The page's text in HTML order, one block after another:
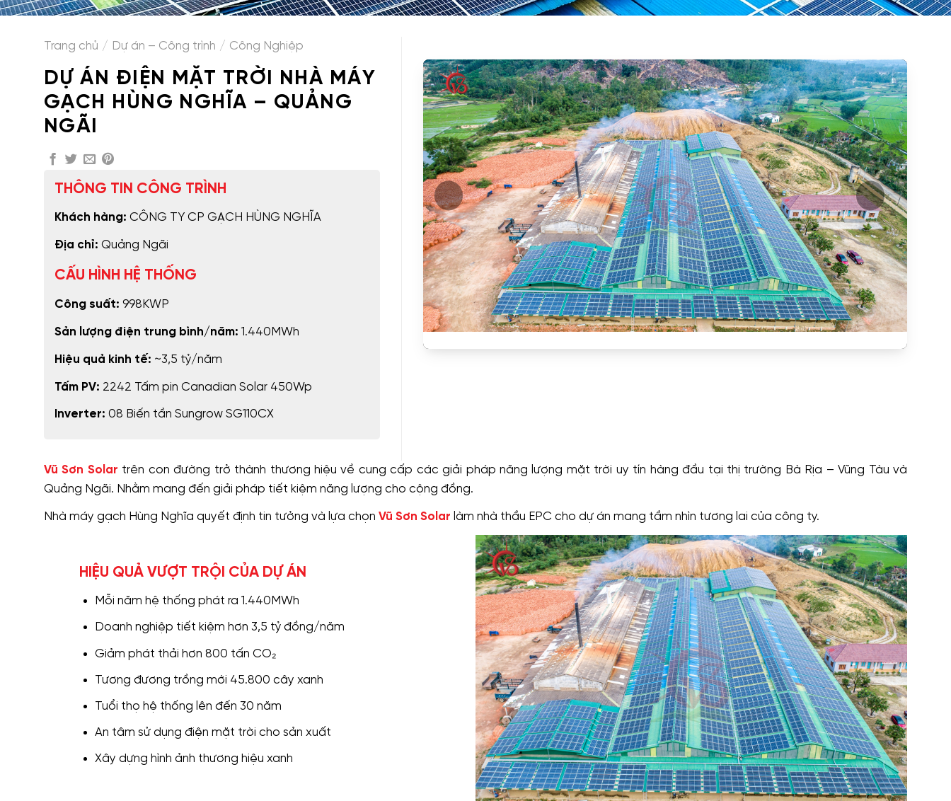
Trang chủ / Dự án – Công trình / Công Nghiệp
DỰ ÁN ĐIỆN MẶT TRỜI NHÀ MÁY
GẠCH HÙNG NGHĨA – QUẢNG
NGÃI
THÔNG TIN CÔNG TRÌNH
Khách hàng: CÔNG TY CP GẠCH HÙNG NGHĨA
Địa chỉ: Quảng Ngãi
CẤU HÌNH HỆ THỐNG
Công suất: 998KWP
Sản lượng điện trung bình/năm: 1.440MWh
Hiệu quả kinh tế: ~3,5 tỷ/năm
Tấm PV: 2242 Tấm pin Canadian Solar 450Wp
Inverter: 08 Biến tần Sungrow SG110CX
Vũ Sơn Solar trên con đường trở thành thương hiệu về cung cấp các giải pháp năng lượng mặt trời uy tín hàng đầu tại thị trường Bà Rịa – Vũng Tàu và
Quảng Ngãi. Nhằm mang đến giải pháp tiết kiệm năng lượng cho cộng đồng.
Nhà máy gạch Hùng Nghĩa quyết định tin tưởng và lựa chọn Vũ Sơn Solar làm nhà thầu EPC cho dự án mang tầm nhìn tương lai của công ty.
HIỆU QUẢ VƯỢT TRỘI CỦA DỰ ÁN
Mỗi năm hệ thống phát ra 1.440MWh
Doanh nghiệp tiết kiệm hơn 3,5 tỷ đồng/năm
Giảm phát thải hơn 800 tấn CO₂
Tương đương trồng mới 45.800 cây xanh
Tuổi thọ hệ thống lên đến 30 năm
An tâm sử dụng điện mặt trời cho sản xuất
Xây dựng hình ảnh thương hiệu xanh